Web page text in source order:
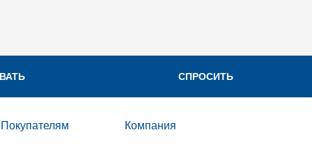
СПРОСИТЬ
Покупателям Компания